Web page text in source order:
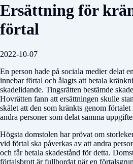
Ersättning för
förtal
2022-10-07
En person hade på sociala medier delat
innebar förtal och ålagts att betala
skadelidande. Tingsrätten bestämde
Hovrätten fann att ersättningen skulle
skälet att den som kränkts genom
andra personer som delat samma
Högsta domstolen har prövat om
vid förtal ska påverkas av att andra
och får betala skadestånd för detta.
förtalsbrott är fullbordat när en